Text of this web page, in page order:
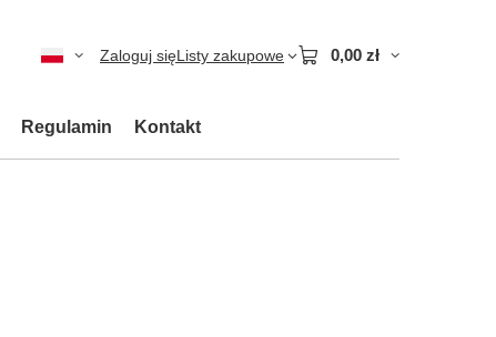
Zaloguj sięListy zakupowe 0,00 zł
Regulamin Kontakt